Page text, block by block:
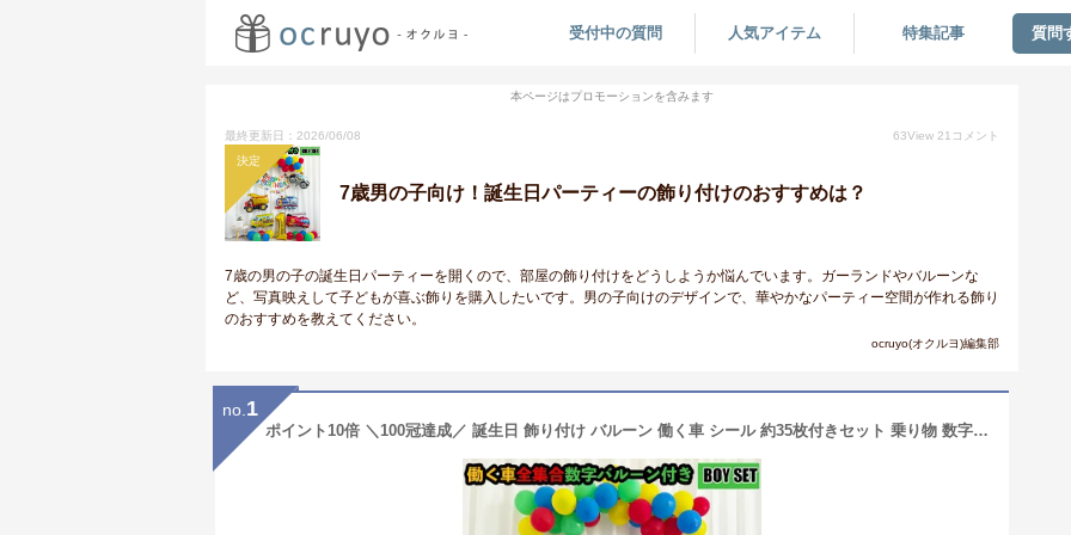
受付中の質問 人気アイテム 特集記事 質問
本ページはプロモーションを含みます
最終更新日：2026/06/08 63View 21 コメント
決定
7歳男の子向け！誕生日パーティーの飾り付けのおすすめは？
7歳の男の子の誕生日パーティーを開くので、部屋の飾り付けをどうしようか悩んでいます。ガーランドやバルーンな
ど、写真映えして子どもが喜ぶ飾りを購入したいです。男の子向けのデザインで、華やかなパーティー空間が作れる飾り
のおすすめを教えてください。
ocruyo(オクルヨ)編集部
no. 1
ポイント10倍 ＼100冠達成／ 誕生日 飾り付け バルーン 働く車 シール 約35枚付きセット 乗り物 数字バルーン 付き 車 男の子 パトカー バス 飛行機 バースデー ハッピーバースデー 2歳 3歳 バースデーデコレーション ハッピーバースデー パーティバルーン